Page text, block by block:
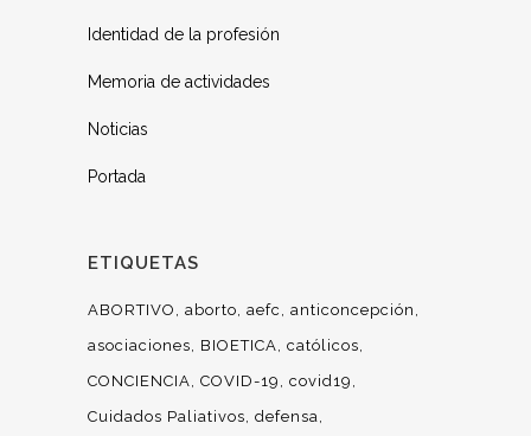
Identidad de la profesión
Memoria de actividades
Noticias
Portada
ETIQUETAS
ABORTIVO aborto aefc
anticoncepción
asociaciones
BIOETICA católicos
CONCIENCIA COVID-19
covid19
Cuidados Paliativos defensa